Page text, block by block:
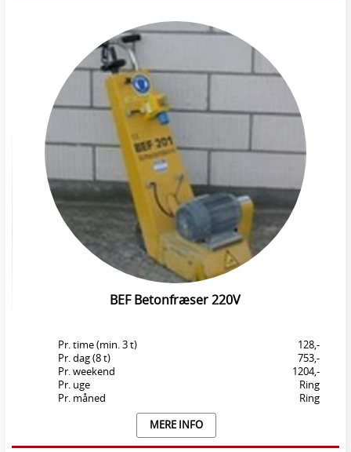
BEF Betonfræser 220V
Pr. time (min. 3 t)
128,-
Pr. dag (8 t)
753,-
Pr. weekend
1204,-
Pr. uge
Ring
Pr. måned
Ring
MERE INFO